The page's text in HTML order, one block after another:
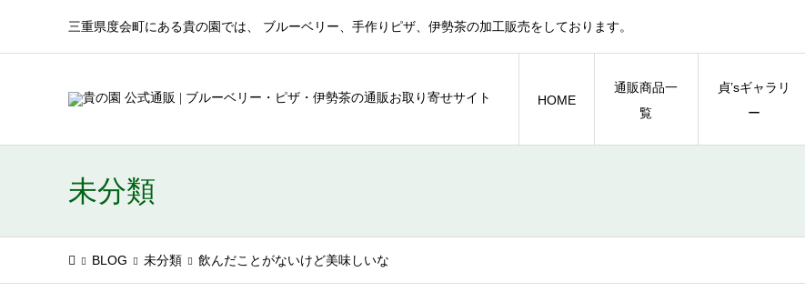
三重県度会町にある貴の園では、 ブルーベリー、手作りピザ、伊勢茶の加工販売をしております。
HOME
通販商品一
覧
貞’sギャラリ
ー
未分類
BLOG 未分類 飲んだことがないけど美味しいな